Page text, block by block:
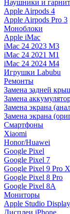
Наушники и
Apple Airpods 4
Apple Airpods Pro 3
Моноблоки
Apple iMac
iMac 24 2023 M3
iMac 24 2021 M1
iMac 24 2024 M4
Игрушки Labubu
Ремонты
Замена задней
Замена
Замена экрана
Замена экрана
Смартфоны
Xiaomi
Honor/Huawei
Google Pixel
Google Pixel 7
Google Pixel 9 Pro
Google Pixel 8 Pro
Google Pixel 8A
Мониторы
Apple Studio Display
Дисплеи iPhone